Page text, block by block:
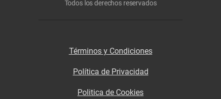
Todos los derechos reservados
Términos y Condiciones
Política de Privacidad
Politica de Cookies